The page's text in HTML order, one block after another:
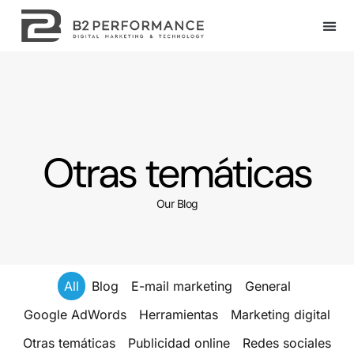
Otras temáticas
Our Blog
Blog E-mail marketing
General
Google AdWords
Herramientas
Marketing digital
Otras temáticas
Publicidad online Redes sociales
All